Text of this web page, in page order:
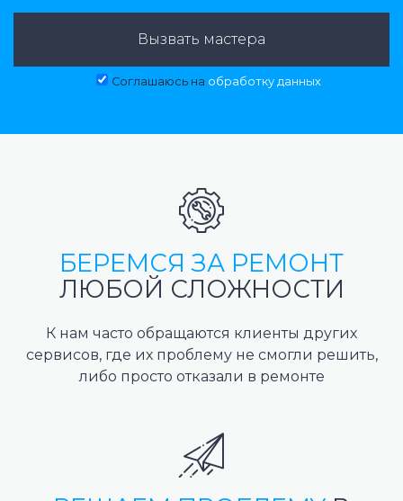
Вызвать мастера
Соглашаюсь на обработку данных
БЕРЕМСЯ ЗА РЕМОНТ
ЛЮБОЙ СЛОЖНОСТИ
К нам часто обращаются клиенты других
сервисов, где их проблему не смогли решить,
либо просто отказали в ремонте